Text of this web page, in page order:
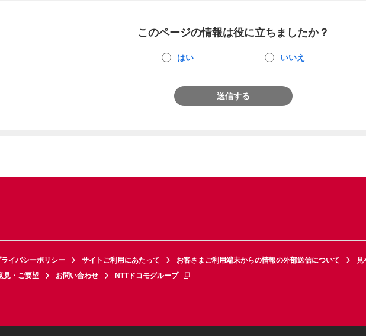
このページの情報は役に立ちましたか？
はい いいえ
送信する
ライバシーポリシー サイトご利用にあたって お客さまご利用端末からの情報の外部送信について
見
見・ご要望 お問い合わせ NTTドコモグループ